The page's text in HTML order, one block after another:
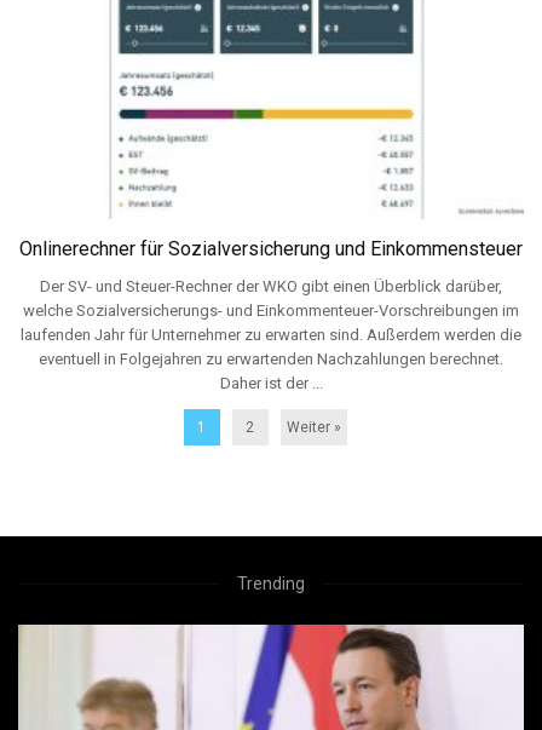
Onlinerechner für Sozialversicherung und Einkommensteuer
Der SV- und Steuer-Rechner der WKO gibt einen Überblick darüber,
welche Sozialversicherungs- und Einkom­menteuer-Vorschreibungen im
laufenden Jahr für Unternehmer zu erwarten sind. Außerdem werden die
eventuell in Folgejahren zu erwartenden Nachzahlungen berechnet.
Daher ist der ...
1 2 Weiter »
Trending